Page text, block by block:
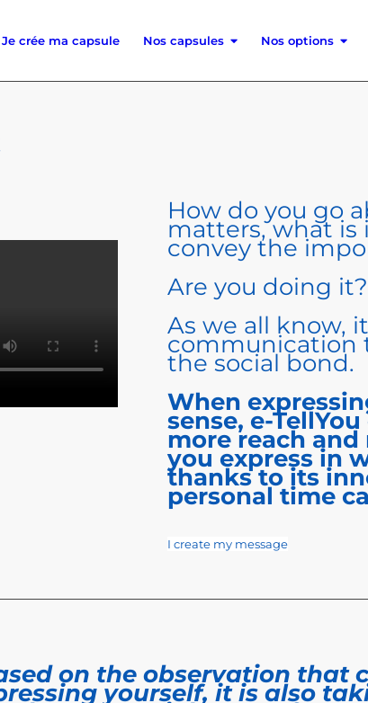
Je crée ma capsule Nos capsules Nos options
How do you go
matters, what
convey the
Are you doing it?
As we all know,
communication
the social bond.
When
sense, e-
more reach
you express in
thanks to its
personal time
I create my message
on the observation that
yourself, it is also